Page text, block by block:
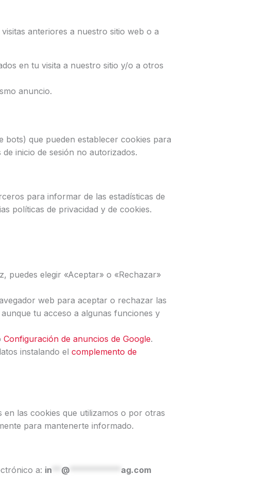
anteriores a nuestro sitio web o a
en tu visita a nuestro sitio y/o a otros
anuncio.
bots) que pueden establecer cookies para
inicio de sesión no autorizados.
para informar de las estadísticas de
políticas de privacidad y de cookies.
puedes elegir «Aceptar» o «Rechazar»
web para aceptar o rechazar las
tu acceso a algunas funciones y
Configuración de anuncios de Google.
instalando el complemento de
las cookies que utilizamos o por otras
para mantenerte informado.
a: in @ ag.com